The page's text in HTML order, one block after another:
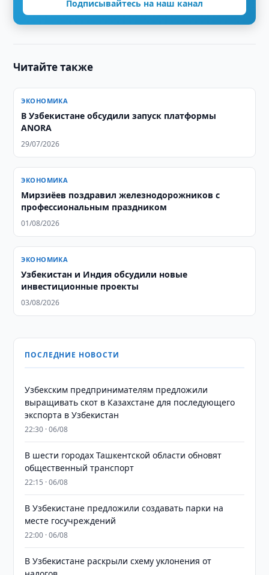
Подписывайтесь на наш канал
Читайте также
ЭКОНОМИКА
В Узбекистане обсудили запуск платформы
ANORA
29/07/2026
ЭКОНОМИКА
Мирзиёев поздравил железнодорожников с
профессиональным праздником
01/08/2026
ЭКОНОМИКА
Узбекистан и Индия обсудили новые
инвестиционные проекты
03/08/2026
ПОСЛЕДНИЕ НОВОСТИ
Узбекским предпринимателям предложили
выращивать скот в Казахстане для последующего
экспорта в Узбекистан
22:30 · 06/08
В шести городах Ташкентской области обновят
общественный транспорт
22:15 · 06/08
В Узбекистане предложили создавать парки на
месте госучреждений
22:00 · 06/08
В Узбекистане раскрыли схему уклонения от